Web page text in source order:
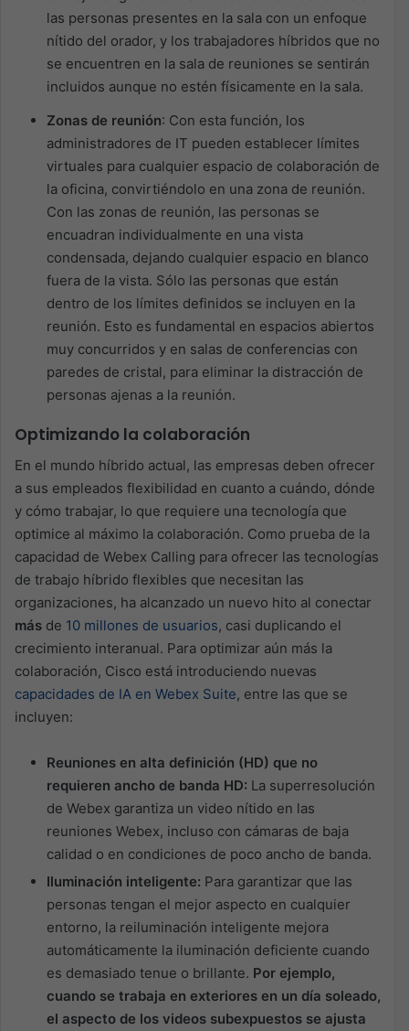
las personas presentes en la sala con un enfoque
nítido del orador, y los trabajadores híbridos que no
se encuentren en la sala de reuniones se sentirán
incluidos aunque no estén físicamente en la sala.
Zonas de reunión: Con esta función, los
administradores de IT pueden establecer límites
virtuales para cualquier espacio de colaboración de
la oficina, convirtiéndolo en una zona de reunión.
Con las zonas de reunión, las personas se
encuadran individualmente en una vista
condensada, dejando cualquier espacio en blanco
fuera de la vista. Sólo las personas que están
dentro de los límites definidos se incluyen en la
reunión. Esto es fundamental en espacios abiertos
muy concurridos y en salas de conferencias con
paredes de cristal, para eliminar la distracción de
personas ajenas a la reunión.
Optimizando la colaboración
En el mundo híbrido actual, las empresas deben ofrecer
a sus empleados flexibilidad en cuanto a cuándo, dónde
y cómo trabajar, lo que requiere una tecnología que
optimice al máximo la colaboración. Como prueba de la
capacidad de Webex Calling para ofrecer las tecnologías
de trabajo híbrido flexibles que necesitan las
organizaciones, ha alcanzado un nuevo hito al conectar
más de 10 millones de usuarios, casi duplicando el
crecimiento interanual. Para optimizar aún más la
colaboración, Cisco está introduciendo nuevas
capacidades de IA en Webex Suite, entre las que se
incluyen:
Reuniones en alta definición (HD) que no
requieren ancho de banda HD: La superresolución
de Webex garantiza un video nítido en las
reuniones Webex, incluso con cámaras de baja
calidad o en condiciones de poco ancho de banda.
Iluminación inteligente: Para garantizar que las
personas tengan el mejor aspecto en cualquier
entorno, la reiluminación inteligente mejora
automáticamente la iluminación deficiente cuando
es demasiado tenue o brillante. Por ejemplo,
cuando se trabaja en exteriores en un día soleado,
el aspecto de los videos subexpuestos se ajusta